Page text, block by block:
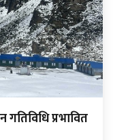
गतिविधि प्रभावित